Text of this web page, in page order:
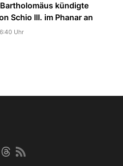
kündigte
Schio III. im Phanar an
Uhr